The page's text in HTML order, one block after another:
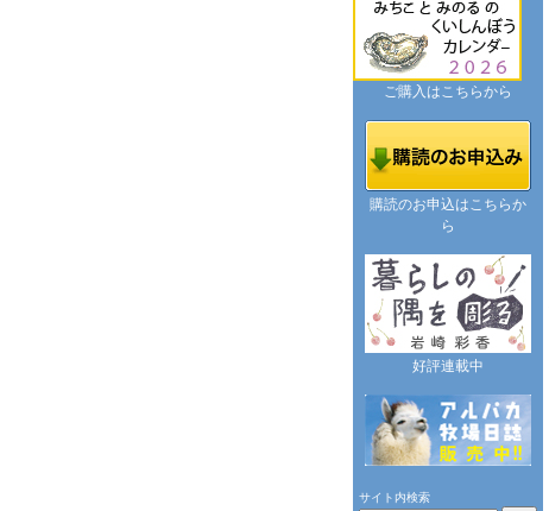
ご購入はこちらから
購読のお申込はこちらか
ら
好評連載中
サイト内検索